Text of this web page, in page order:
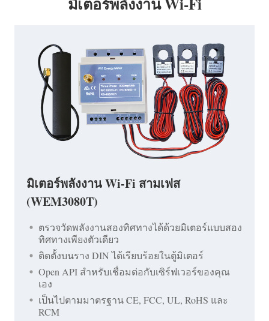
มิเตอร์พลังงาน Wi-Fi สามเฟส
(WEM3080T)
ตรวจวัดพลังงานสองทิศทางได้ด้วยมิเตอร์แบบสอง
ทิศทางเพียงตัวเดียว
ติดตั้งบนราง DIN ได้เรียบร้อยในตู้มิเตอร์
Open API สำหรับเชื่อมต่อกับเซิร์ฟเวอร์ของคุณ
เอง
เป็นไปตามมาตรฐาน CE, FCC, UL, RoHS และ
RCM